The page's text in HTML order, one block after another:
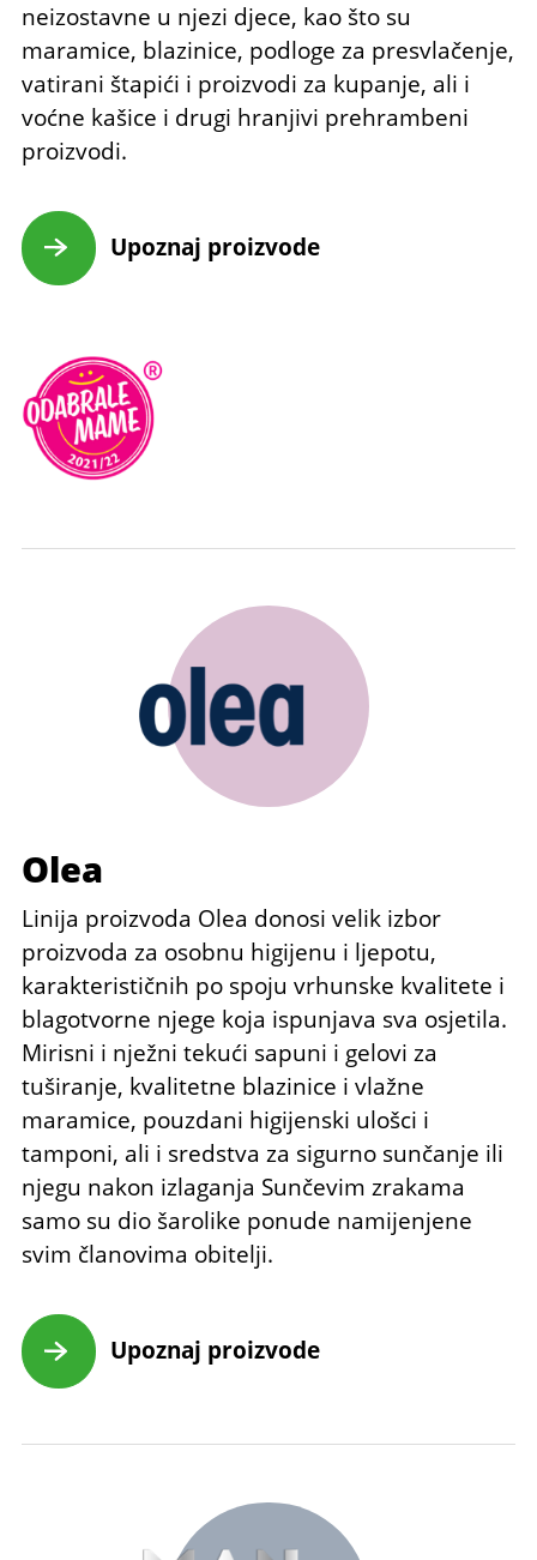
neizostavne u njezi djece, kao što su
maramice, blazinice, podloge za presvlačenje,
vatirani štapići i proizvodi za kupanje, ali i
voćne kašice i drugi hranjivi prehrambeni
proizvodi.
Upoznaj proizvode
Olea
Linija proizvoda Olea donosi velik izbor
proizvoda za osobnu higijenu i ljepotu,
karakterističnih po spoju vrhunske kvalitete i
blagotvorne njege koja ispunjava sva osjetila.
Mirisni i nježni tekući sapuni i gelovi za
tuširanje, kvalitetne blazinice i vlažne
maramice, pouzdani higijenski ulošci i
tamponi, ali i sredstva za sigurno sunčanje ili
njegu nakon izlaganja Sunčevim zrakama
samo su dio šarolike ponude namijenjene
svim članovima obitelji.
Upoznaj proizvode